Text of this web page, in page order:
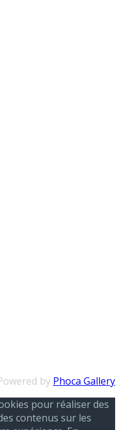
by Phoca Gallery
pour réaliser des
contenus sur les